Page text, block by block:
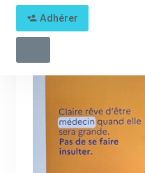
Adhérer